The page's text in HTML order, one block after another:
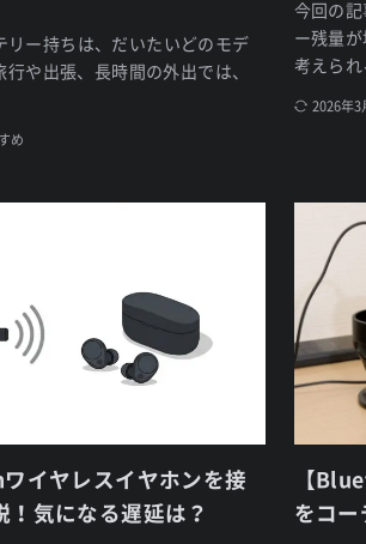
ー持ちは、だいたいどのモデ
や出張、長時間の外出では、
め
今回の
ー残量
考えら
2026年3
イヤレスイヤホンを接
！気になる遅延は？
【
をコー